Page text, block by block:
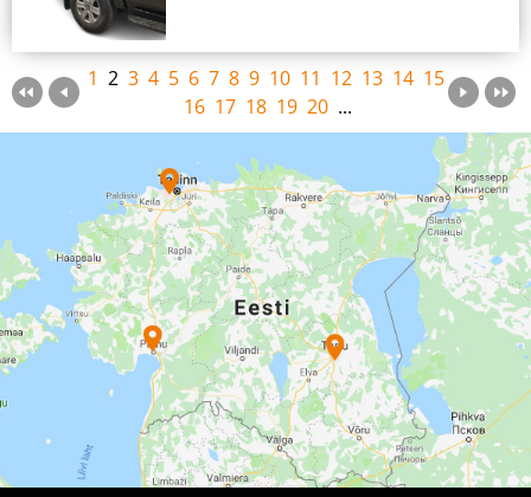
1 2 3 4 5 6 7 8 9 10 11 12 13 14 15
16 17 18 19 20 ...